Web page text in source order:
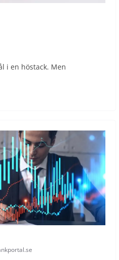
i en höstack. Men